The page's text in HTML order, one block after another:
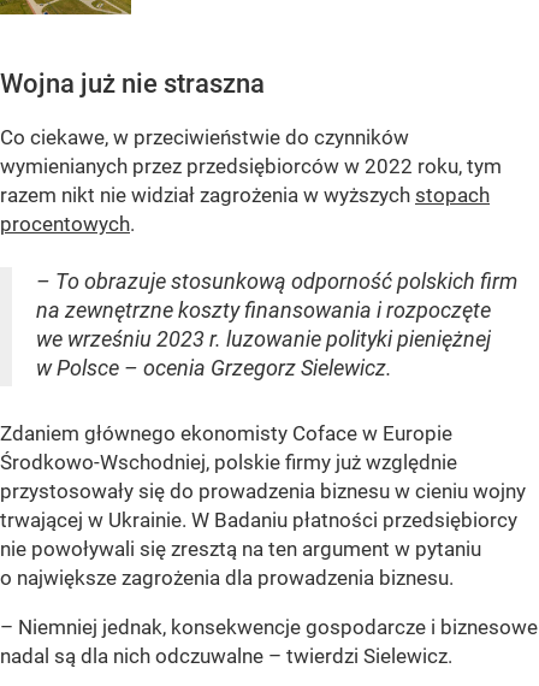
Wojna już nie straszna
Co ciekawe, w przeciwieństwie do czynników
wymienianych przez przedsiębiorców w 2022 roku, tym
razem nikt nie widział zagrożenia w wyższych stopach
procentowych.
– To obrazuje stosunkową odporność polskich firm
na zewnętrzne koszty finansowania i rozpoczęte
we wrześniu 2023 r. luzowanie polityki pieniężnej
w Polsce – ocenia Grzegorz Sielewicz.
Zdaniem głównego ekonomisty Coface w Europie
Środkowo-Wschodniej, polskie firmy już względnie
przystosowały się do prowadzenia biznesu w cieniu wojny
trwającej w Ukrainie. W Badaniu płatności przedsiębiorcy
nie powoływali się zresztą na ten argument w pytaniu
o największe zagrożenia dla prowadzenia biznesu.
– Niemniej jednak, konsekwencje gospodarcze i biznesowe
nadal są dla nich odczuwalne – twierdzi Sielewicz.